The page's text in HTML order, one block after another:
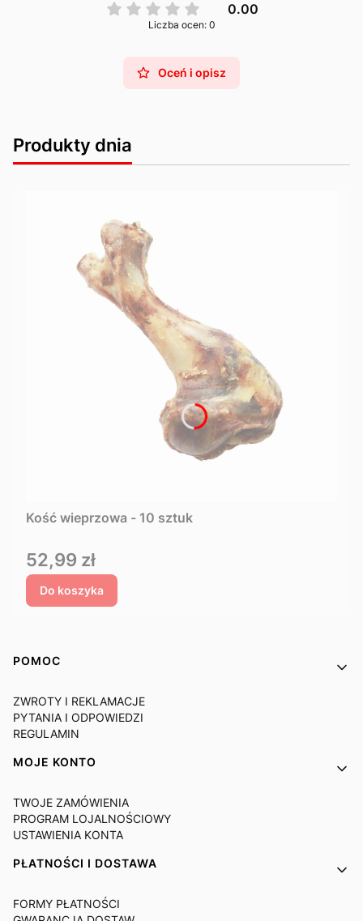
0.00
Liczba ocen: 0
Oceń i opisz
Produkty dnia
Kość wieprzowa - 10 sztuk
Cena
52,99 zł
Do koszyka
Linki w stopce
POMOC
ZWROTY I REKLAMACJE
PYTANIA I ODPOWIEDZI
REGULAMIN
MOJE KONTO
TWOJE ZAMÓWIENIA
PROGRAM LOJALNOŚCIOWY
USTAWIENIA KONTA
PŁATNOŚCI I DOSTAWA
FORMY PŁATNOŚCI